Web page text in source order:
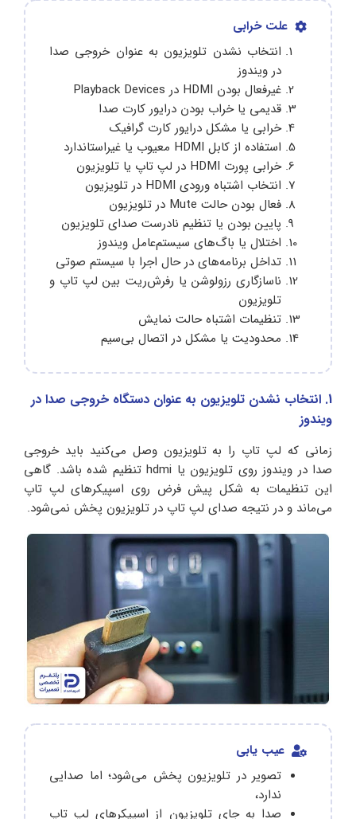
علت خرابی
انتخاب نشدن تلویزیون به عنوان خروجی صدا
در ویندوز
غیرفعال بودن HDMI در Playback Devices
قدیمی یا خراب بودن درایور کارت صدا
خرابی یا مشکل درایور کارت گرافیک
استفاده از کابل HDMI معیوب یا غیراستاندارد
خرابی پورت HDMI در لپ‌ تاپ یا تلویزیون
انتخاب اشتباه ورودی HDMI در تلویزیون
فعال بودن حالت Mute در تلویزیون
پایین بودن یا تنظیم نادرست صدای تلویزیون
اختلال یا باگ‌های سیستم‌عامل ویندوز
تداخل برنامه‌های در حال اجرا با سیستم صوتی
ناسازگاری رزولوشن یا رفرش‌ریت بین لپ‌ تاپ و
تلویزیون
تنظیمات اشتباه حالت نمایش
محدودیت یا مشکل در اتصال بی‌سیم
1. انتخاب نشدن تلویزیون به عنوان دستگاه خروجی صدا در
ویندوز
زمانی که لپ تاپ را به تلویزیون وصل می‌کنید باید خروجی
صدا در ویندوز روی تلویزیون یا hdmi تنظیم شده باشد. گاهی
این تنظیمات به شکل پیش فرض روی اسپیکرهای لپ تاپ
می‌ماند و در نتیجه صدای لپ تاپ در تلویزیون پخش نمی‌شود.
عیب یابی
تصویر در تلویزیون پخش می‌شود؛ اما صدایی
ندارد،
صدا به جای تلویزیون از اسپیکرهای لپ تاپ